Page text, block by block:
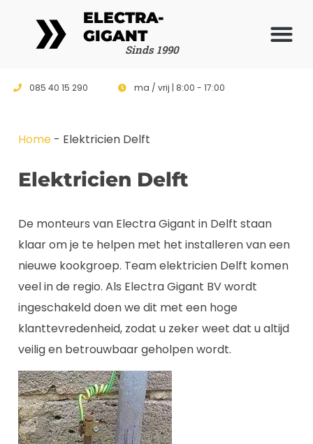
ELECTRA-
GIGANT
Sinds 1990
085 40 15 290 ma / vrij | 8:00 - 17:00
Home - Elektricien Delft
Elektricien Delft
De monteurs van Electra Gigant in Delft staan
klaar om je te helpen met het installeren van een
nieuwe kookgroep. Team elektricien Delft komen
veel in de regio. Als Electra Gigant BV wordt
ingeschakeld doen we dit met een hoge
klanttevredenheid, zodat u zeker weet dat u altijd
veilig en betrouwbaar geholpen wordt.